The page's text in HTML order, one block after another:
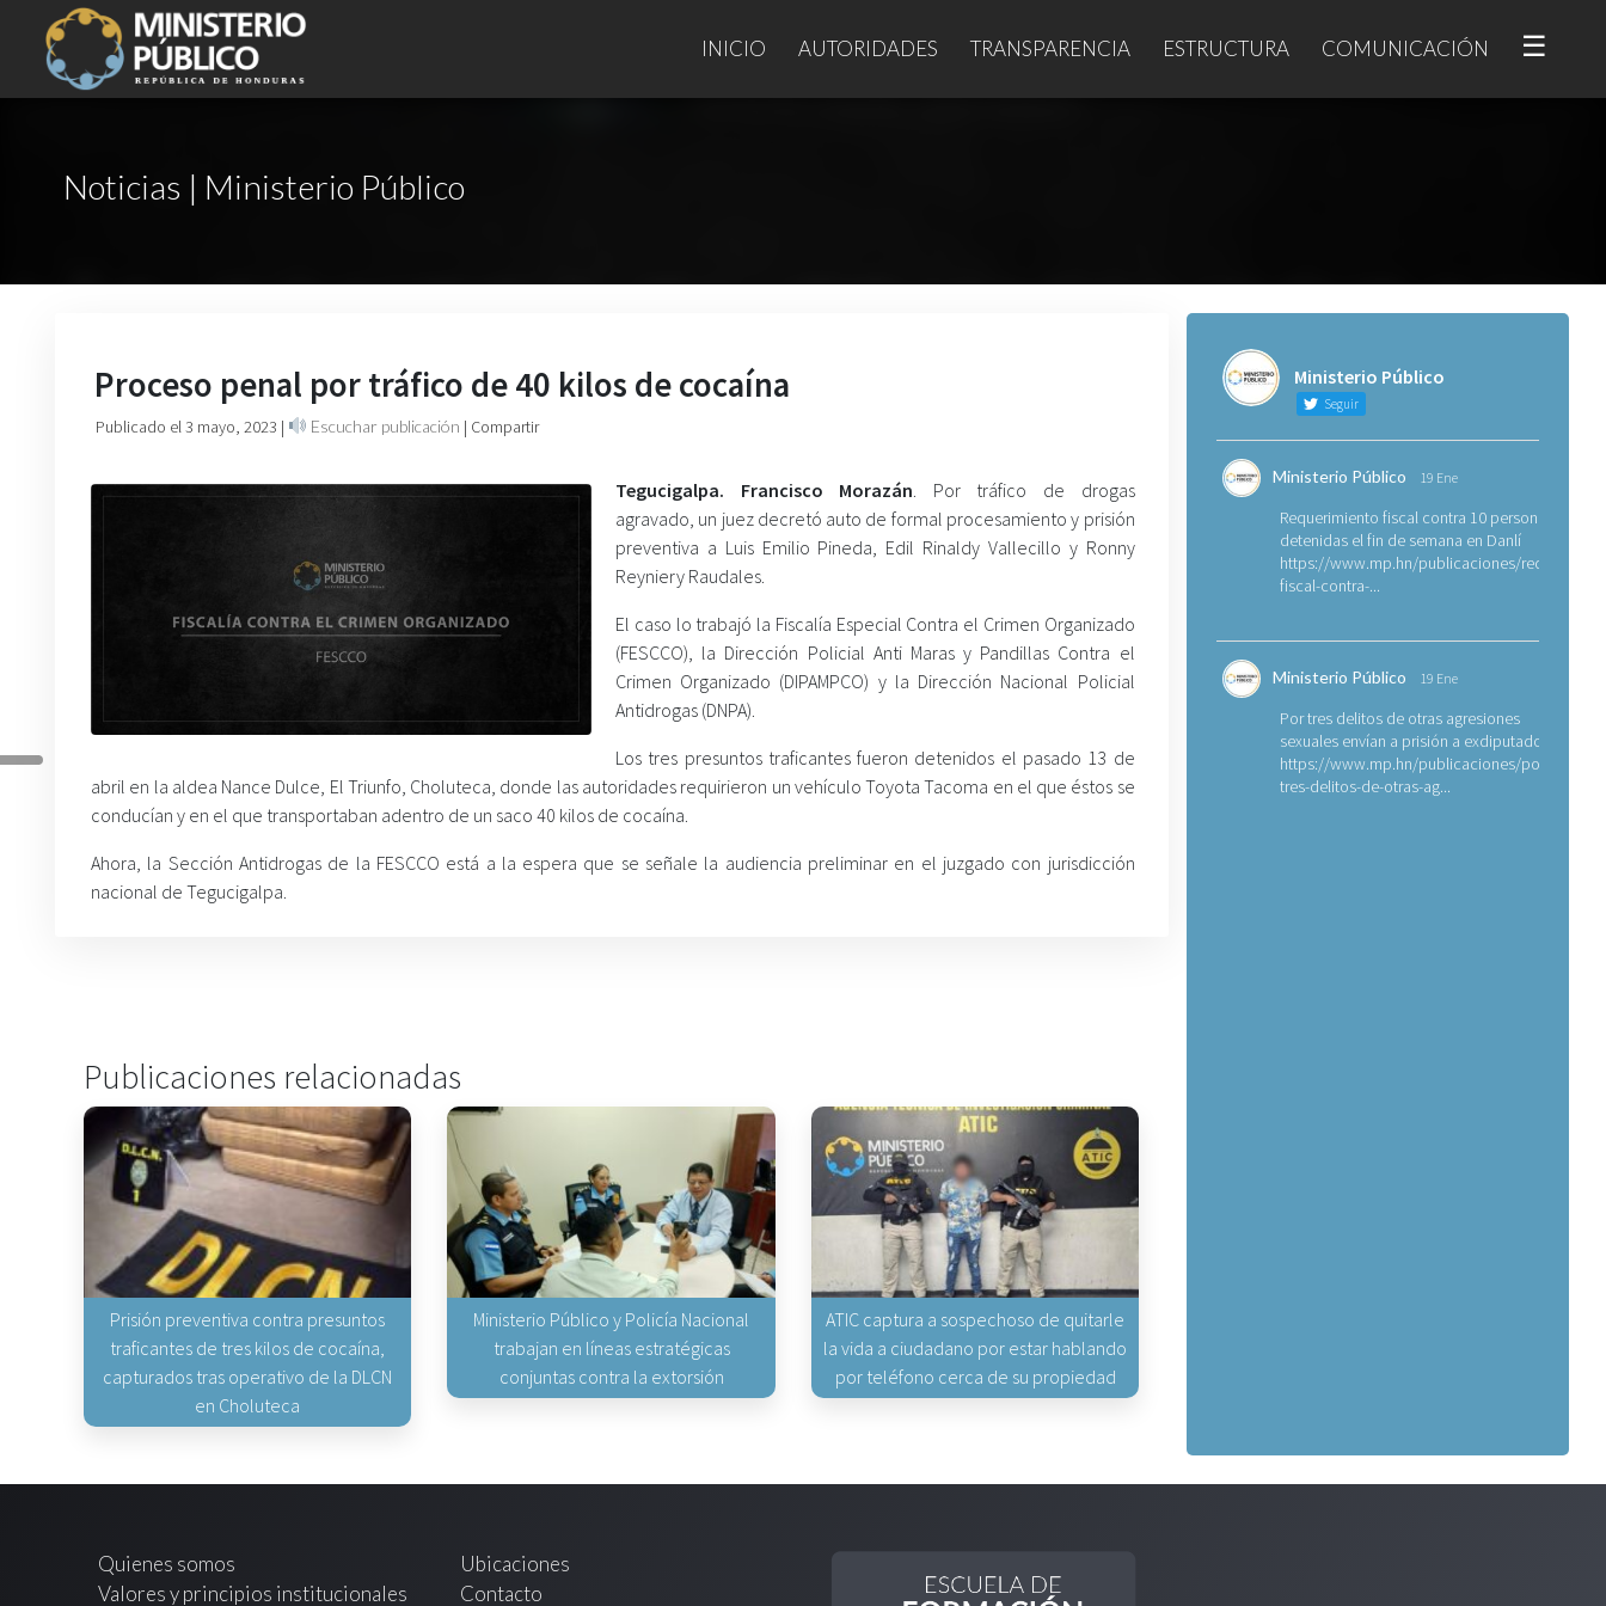
INICIO AUTORIDADES TRANSPARENCIA ESTRUCTURA COMUNICACIÓN ☰
Noticias | Ministerio Público
Proceso penal por tráfico de 40 kilos de cocaína
Publicado el 3 mayo, 2023 | Escuchar publicación | Compartir
Tegucigalpa. Francisco Morazán. Por tráfico de drogas
agravado, un juez decretó auto de formal procesamiento y prisión
preventiva a Luis Emilio Pineda, Edil Rinaldy Vallecillo y Ronny
Reyniery Raudales.
El caso lo trabajó la Fiscalía Especial Contra el Crimen Organizado
(FESCCO), la Dirección Policial Anti Maras y Pandillas Contra el
Crimen Organizado (DIPAMPCO) y la Dirección Nacional Policial
Antidrogas (DNPA).
Los tres presuntos traficantes fueron detenidos el pasado 13 de
abril en la aldea Nance Dulce, El Triunfo, Choluteca, donde las autoridades requirieron un vehículo Toyota Tacoma en el que éstos se
conducían y en el que transportaban adentro de un saco 40 kilos de cocaína.
Ahora, la Sección Antidrogas de la FESCCO está a la espera que se señale la audiencia preliminar en el juzgado con jurisdicción
nacional de Tegucigalpa.
Publicaciones relacionadas
Prisión preventiva contra presuntos
traficantes de tres kilos de cocaína,
capturados tras operativo de la DLCN
en Choluteca
Ministerio Público y Policía Nacional
trabajan en líneas estratégicas
conjuntas contra la extorsión
ATIC captura a sospechoso de quitarle
la vida a ciudadano por estar hablando
por teléfono cerca de su propiedad
Ministerio Público
Seguir
Ministerio Público 19 Ene
Requerimiento fiscal contra 10 personas
detenidas el fin de semana en Danlí
https://www.mp.hn/publicaciones/
fiscal-contra-...
Ministerio Público 19 Ene
Por tres delitos de otras agresiones
sexuales envían a prisión a exdiputado
https://www.mp.hn/publicaciones/por-
tres-delitos-de-otras-ag...
Quienes somos
Valores y principios institucionales
Ubicaciones
Contacto